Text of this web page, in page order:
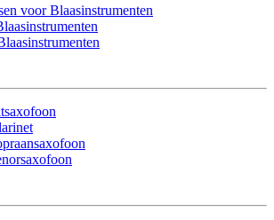
voor Blaasinstrumenten